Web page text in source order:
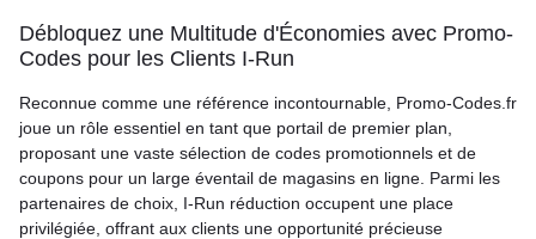
Débloquez une Multitude d'Économies avec Promo-
Codes pour les Clients I-Run
Reconnue comme une référence incontournable, Promo-Codes.fr
joue un rôle essentiel en tant que portail de premier plan,
proposant une vaste sélection de codes promotionnels et de
coupons pour un large éventail de magasins en ligne. Parmi les
partenaires de choix, I-Run réduction occupent une place
privilégiée, offrant aux clients une opportunité précieuse